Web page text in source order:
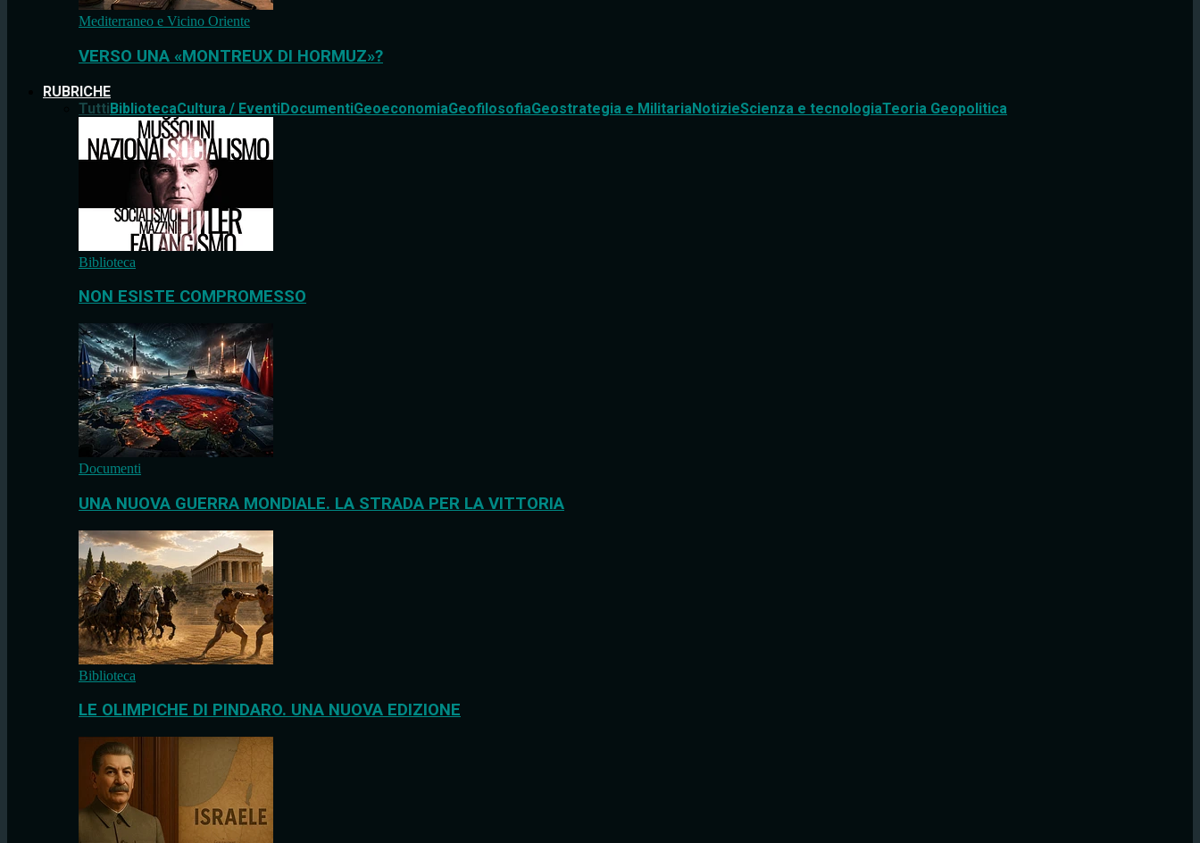
Mediterraneo e Vicino Oriente
VERSO UNA «MONTREUX DI HORMUZ»?
RUBRICHE
TuttiBibliotecaCultura / EventiDocumentiGeoeconomiaGeofilosofiaGeostrategia e MilitariaNotizieScienza e tecnologiaTeoria Geopolitica
Biblioteca
NON ESISTE COMPROMESSO
Documenti
UNA NUOVA GUERRA MONDIALE. LA STRADA PER LA VITTORIA
Biblioteca
LE OLIMPICHE DI PINDARO. UNA NUOVA EDIZIONE